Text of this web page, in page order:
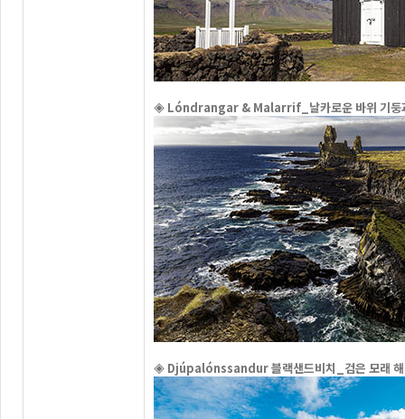
◈ Lóndrangar & Malarrif_날카로운 바위 기둥
◈ Djúpalónssandur 블랙샌드비치_검은 모래